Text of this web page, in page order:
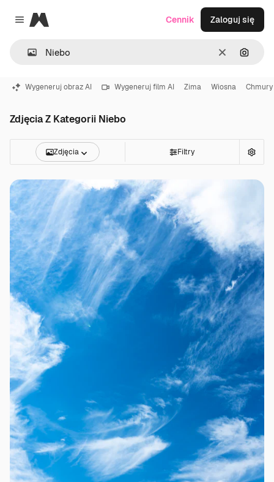
Close menu
Magnific
WyczyśćSzukaj
Cennik Zaloguj się
Wygeneruj obraz AI Wygeneruj film AI Zima Wiosna Chmury
Zdjęcia Z Kategorii Niebo
Zdjęcia Filtry